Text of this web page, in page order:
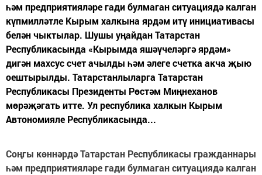
һәм предприятияләре гади булмаган ситуациядә калган
күпмилләтле Кырым халкына ярдәм итү инициативасы
белән чыктылар. Шушы уңайдан Татарстан
Республикасында «Кырымда яшәүчеләргә ярдәм»
дигән махсус счет ачылды һәм әлеге счетка акча җыю
оештырылды. Татарстанлыларга Татарстан
Республикасы Президенты Рөстәм Миңнеханов
мөрәҗәгать итте. Ул республика халкын Кырым
Автономияле Республикасында...
Соңгы көннәрдә Татарстан Республикасы гражданнары
һәм предприятияләре гади булмаган ситуациядә калган